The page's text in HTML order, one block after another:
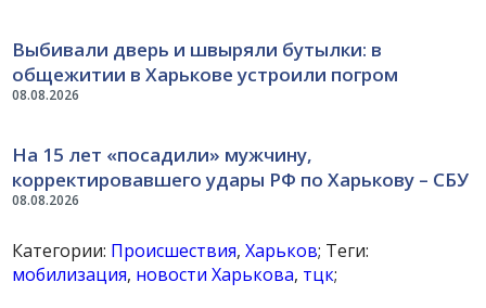
08.08.2026
Выбивали дверь и швыряли бутылки: в
общежитии в Харькове устроили погром
08.08.2026
На 15 лет «посадили» мужчину,
корректировавшего удары РФ по Харькову – СБУ
Категории: Происшествия,Харьков; Теги:
мобилизация, новости Харькова, тцк;